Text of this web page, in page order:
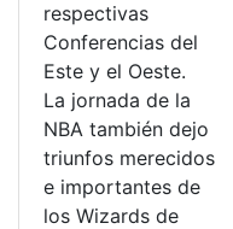
respectivas
Conferencias del
Este y el Oeste.
La jornada de la
NBA también dejo
triunfos merecidos
e importantes de
los Wizards de